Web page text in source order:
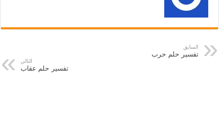
السابق
تفسير حلم حرب
التالي
تفسير حلم عقاب